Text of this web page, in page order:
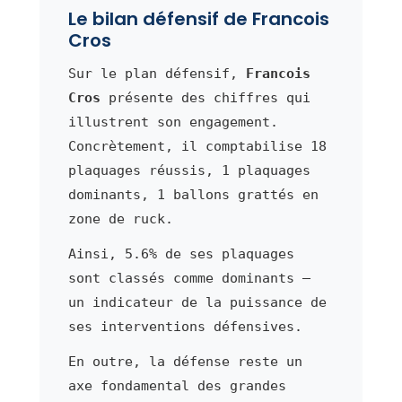
Le bilan défensif de Francois
Cros
Sur le plan défensif, Francois
Cros présente des chiffres qui
illustrent son engagement.
Concrètement, il comptabilise 18
plaquages réussis, 1 plaquages
dominants, 1 ballons grattés en
zone de ruck.
Ainsi, 5.6% de ses plaquages
sont classés comme dominants —
un indicateur de la puissance de
ses interventions défensives.
En outre, la défense reste un
axe fondamental des grandes